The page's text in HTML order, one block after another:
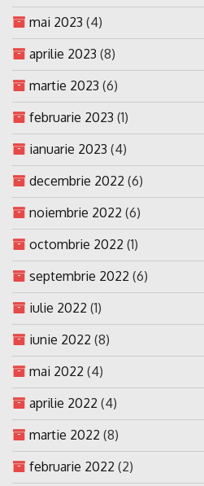
mai 2023 (4)
aprilie 2023 (8)
martie 2023 (6)
februarie 2023 (1)
ianuarie 2023 (4)
decembrie 2022 (6)
noiembrie 2022 (6)
octombrie 2022 (1)
septembrie 2022 (6)
iulie 2022 (1)
iunie 2022 (8)
mai 2022 (4)
aprilie 2022 (4)
martie 2022 (8)
februarie 2022 (2)